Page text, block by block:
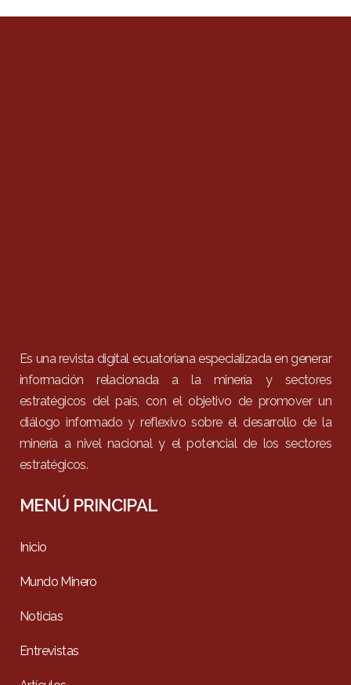
Es una revista digital ecuatoriana especializada en generar
información relacionada a la minería y sectores
estratégicos del país, con el objetivo de promover un
diálogo informado y reflexivo sobre el desarrollo de la
minería a nivel nacional y el potencial de los sectores
estratégicos.
MENÚ PRINCIPAL
Inicio
Mundo Minero
Noticias
Entrevistas